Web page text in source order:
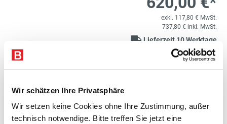
Wir schätzen Ihre Privatsphäre
Wir setzen keine Cookies ohne Ihre Zustimmung, außer
technisch notwendige. Bitte treffen Sie jetzt eine
exkl. 117,80 € MwSt.
737,80 € inkl. MwSt.
Lieferzeit 10 Werktage
Kostenloser Versand
Aluminium-Überfahrbrücke mit
421,00 €*
Produkt Anzahl: Gib den gewünschten
STK In den Warenkorb